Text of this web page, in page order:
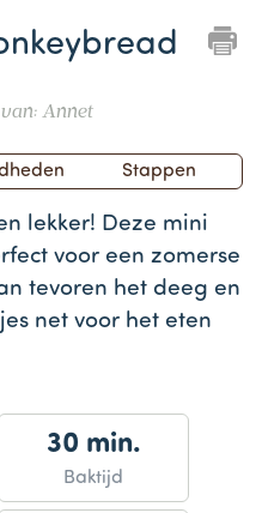
Annet
Stappen
lekker! Deze mini
voor een zomerse
tevoren het deeg en
net voor het eten
30 min.
Baktijd